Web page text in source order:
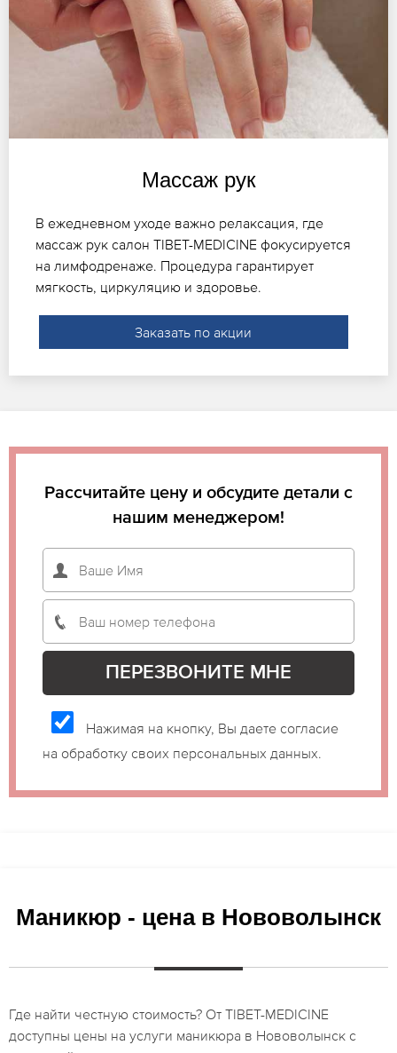
Массаж рук
В ежедневном уходе важно релаксация, где
массаж рук салон TIBET-MEDICINE фокусируется
на лимфодренаже. Процедура гарантирует
мягкость, циркуляцию и здоровье.
Заказать по акции
Рассчитайте цену и обсудите детали с
нашим менеджером!
Нажимая на кнопку, Вы даете согласие
на обработку своих персональных данных.
Маникюр - цена в Нововолынск
Где найти честную стоимость? От TIBET-MEDICINE
доступны цены на услуги маникюра в Нововолынск с